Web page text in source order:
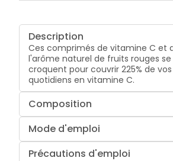
Description
Ces comprimés de vitamine C et
l'arôme naturel de fruits rouges
croquent pour couvrir 225% de
quotidiens en vitamine C.
Composition
Mode d'emploi
Précautions d'emploi